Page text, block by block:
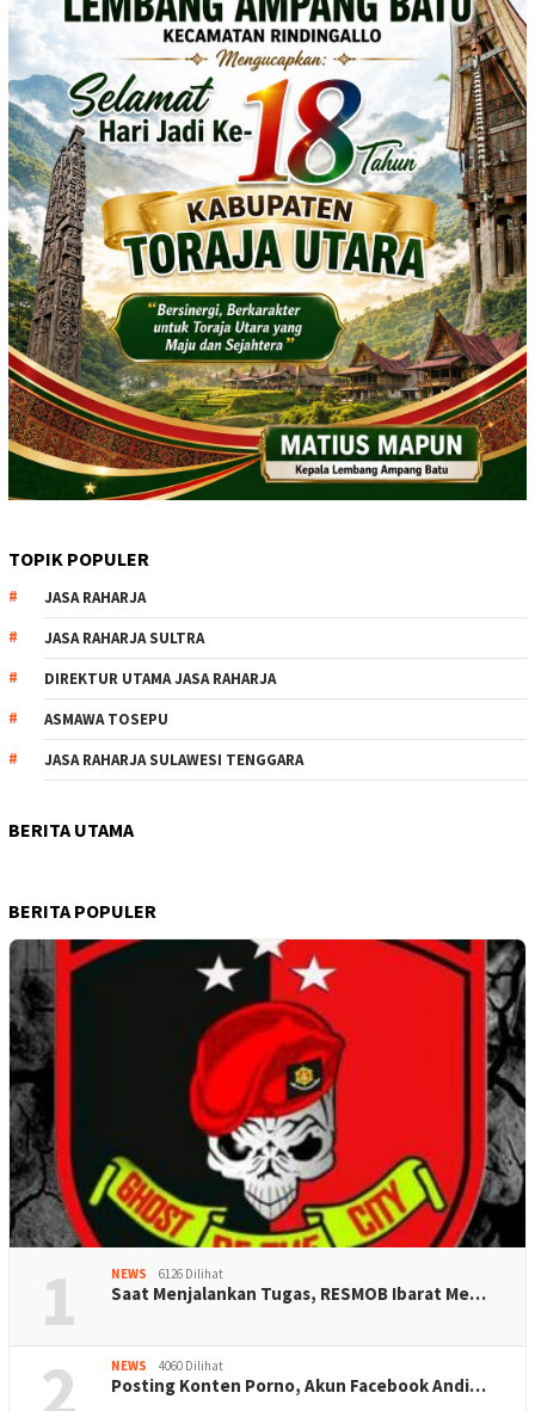
TOPIK POPULER
JASA RAHARJA
JASA RAHARJA SULTRA
DIREKTUR UTAMA JASA RAHARJA
ASMAWA TOSEPU
JASA RAHARJA SULAWESI TENGGARA
BERITA UTAMA
BERITA POPULER
1 NEWS 6126 Dilihat
Saat Menjalankan Tugas, RESMOB Ibarat Me…
2 NEWS 4060 Dilihat
Posting Konten Porno, Akun Facebook Andi…